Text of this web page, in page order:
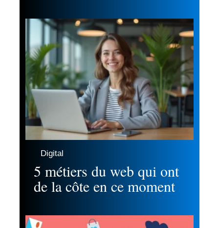
Digital
5 métiers du web qui ont
de la côte en ce moment